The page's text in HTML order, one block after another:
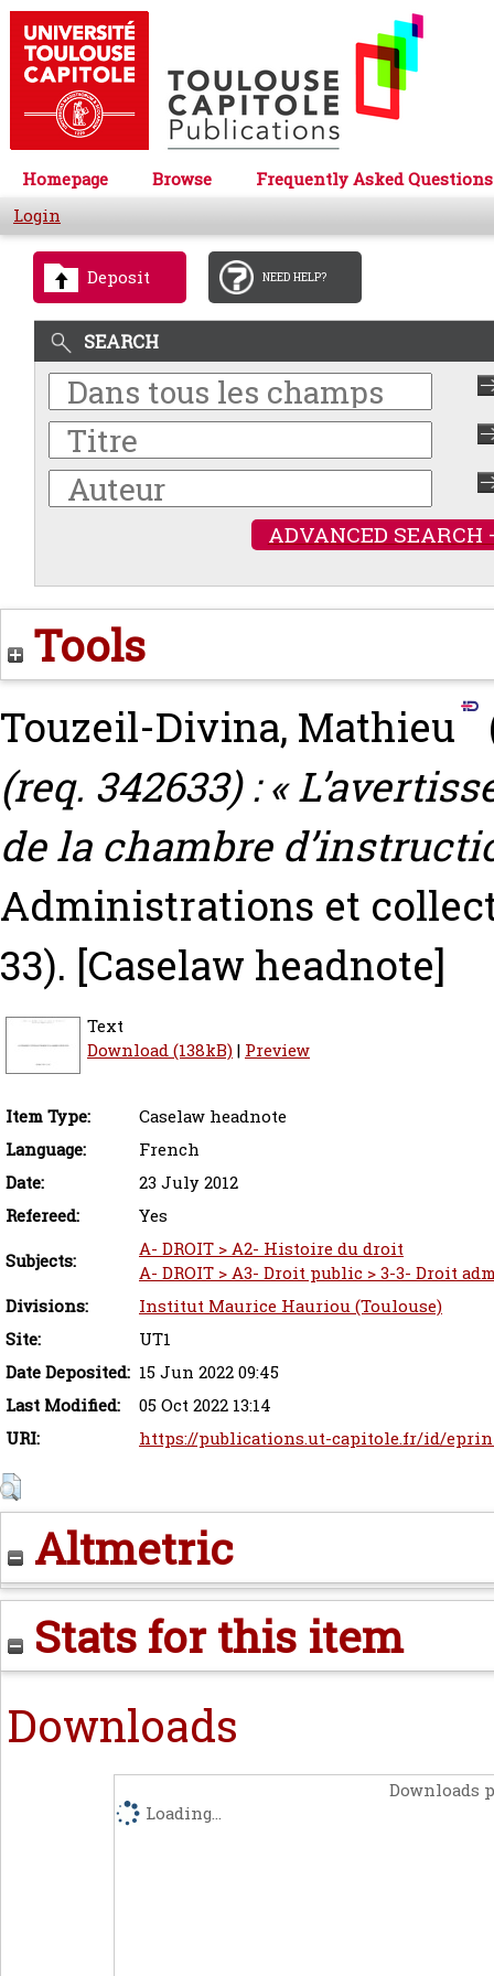
Homepage Browse
Frequently Asked Questions
Login
Deposit NEED HELP?
SEARCH
ADVANCED SEARCH
Tools
Touzeil-Divina, Mathieu
(req. 342633) : «
de la chambre
Administrations et
33). [Caselaw headnote]
Text
Download (138kB)| Preview
Item Type:
Caselaw headnote
Language:
French
Date:
23 July 2012
Refereed:
Yes
Subjects:
A- DROIT > A2- Histoire du droit
A- DROIT > A3- Droit public > 3-3- Droit
Divisions:
Institut Maurice Hauriou (Toulouse)
Site:
UT1
Date Deposited: 15 Jun 2022 09:45
Last Modified:
05 Oct 2022 13:14
URI:
https://publications.ut-capitole.fr/id/
Altmetric
Stats for this item
Downloads
Downloads
Loading...